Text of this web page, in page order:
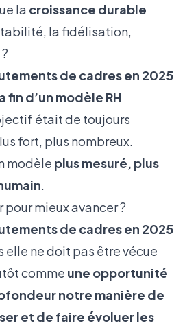
la croissance durable
la fidélisation,
de cadres en 2025
fin d’un modèle RH
était de toujours
fort, plus nombreux.
modèle plus mesuré, plus
.
mieux avancer ?
de cadres en 2025
elle ne doit pas être vécue
comme une opportunité
notre manière de
et de faire évoluer les